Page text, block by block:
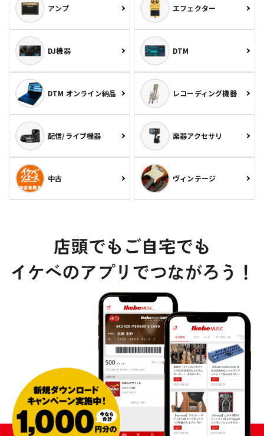
アンプ エフェクター
DJ機器 DTM
DTM オンライン納品 レコーディング機器
配信/ライブ機器 楽器アクセサリ
中古 ヴィンテージ